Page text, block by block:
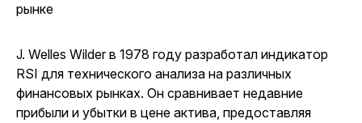
рынке
J. Welles Wilder в 1978 году разработал индикатор
RSI для технического анализа на различных
финансовых рынках. Он сравнивает недавние
прибыли и убытки в цене актива, предоставляя